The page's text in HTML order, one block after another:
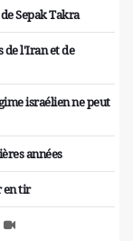
Sepak Takra
de l'Iran et de
israélien ne peut
années
en tir